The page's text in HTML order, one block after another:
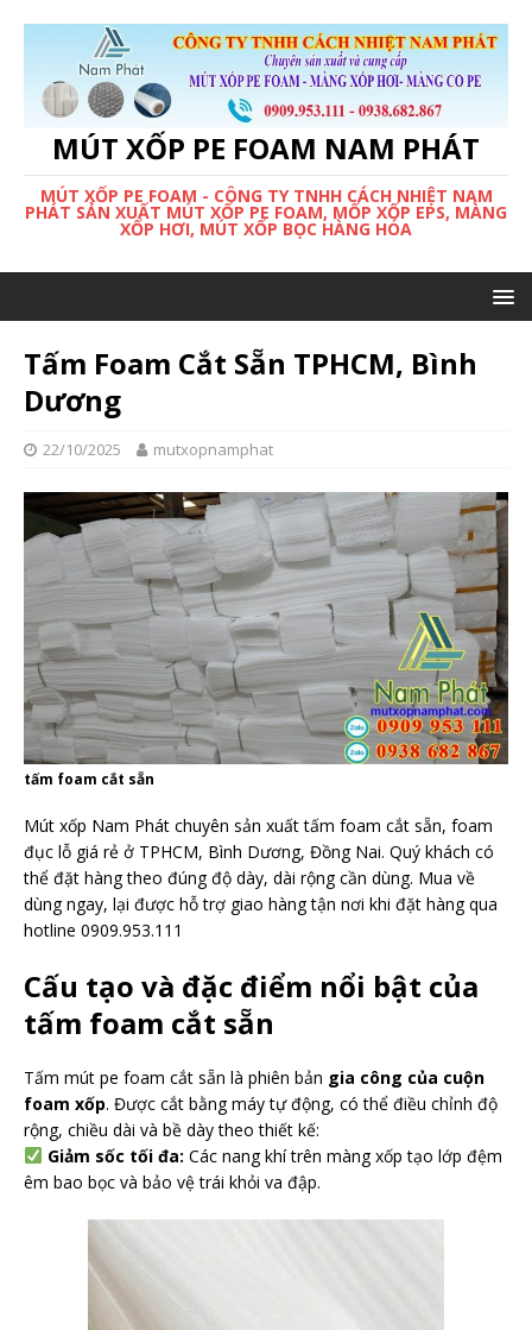
MÚT XỐP PE FOAM NAM PHÁT
MÚT XỐP PE FOAM - CÔNG TY TNHH CÁCH NHIỆT NAM
PHÁT SẢN XUẤT MÚT XỐP PE FOAM, MỐP XỐP EPS, MÀNG
XỐP HƠI, MÚT XỐP BỌC HÀNG HÓA
Tấm Foam Cắt Sẵn TPHCM, Bình
Dương
22/10/2025 mutxopnamphat
tấm foam cắt sẵn
Mút xốp Nam Phát chuyên sản xuất tấm foam cắt sẵn, foam
đục lỗ giá rẻ ở TPHCM, Bình Dương, Đồng Nai. Quý khách có
thể đặt hàng theo đúng độ dày, dài rộng cần dùng. Mua về
dùng ngay, lại được hỗ trợ giao hàng tận nơi khi đặt hàng qua
hotline 0909.953.111
Cấu tạo và đặc điểm nổi bật của
tấm foam cắt sẵn
Tấm mút pe foam cắt sẵn là phiên bản gia công của cuộn
foam xốp. Được cắt bằng máy tự động, có thể điều chỉnh độ
rộng, chiều dài và bề dày theo thiết kế:
Giảm sốc tối đa: Các nang khí trên màng xốp tạo lớp đệm
êm bao bọc và bảo vệ trái khỏi va đập.